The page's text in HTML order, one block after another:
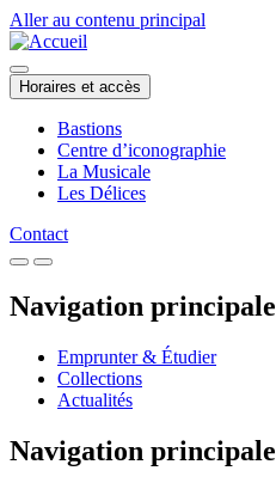
Aller au contenu principal
Horaires et accès
Bastions
Centre d’iconographie
La Musicale
Les Délices
Contact
Navigation principale
Emprunter & Étudier
Collections
Actualités
Navigation principale